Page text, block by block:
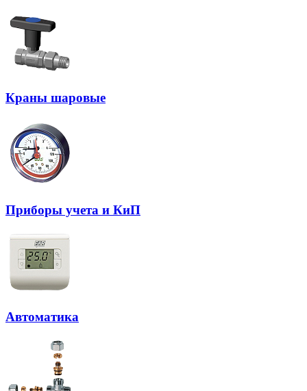
Краны шаровые
Приборы учета и КиП
Автоматика